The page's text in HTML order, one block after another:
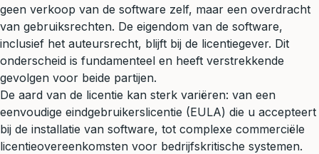
geen verkoop van de software zelf, maar een overdracht
van gebruiksrechten. De eigendom van de software,
inclusief het auteursrecht, blijft bij de licentiegever. Dit
onderscheid is fundamenteel en heeft verstrekkende
gevolgen voor beide partijen.
De aard van de licentie kan sterk variëren: van een
eenvoudige eindgebruikerslicentie (EULA) die u accepteert
bij de installatie van software, tot complexe commerciële
licentieovereenkomsten voor bedrijfskritische systemen.